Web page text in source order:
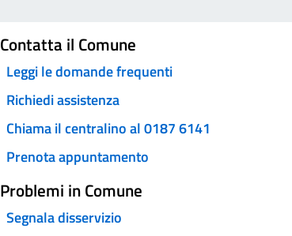
Contatta il Comune
Leggi le domande frequenti
Richiedi assistenza
Chiama il centralino al 0187 6141
Prenota appuntamento
Problemi in Comune
Segnala disservizio